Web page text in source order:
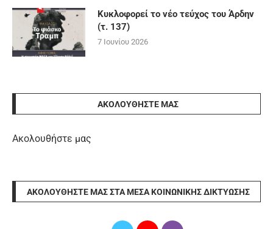
Κυκλοφορεί το νέο τεύχος του Άρδην
(τ. 137)
7 Ιουνίου 2026
ΑΚΟΛΟΥΘΉΣΤΕ ΜΑΣ
Ακολουθήστε μας
ΑΚΟΛΟΥΘΉΣΤΕ ΜΑΣ ΣΤΑ ΜΈΣΑ ΚΟΙΝΩΝΙΚΉΣ ΔΙΚΤΎΩΣΗΣ